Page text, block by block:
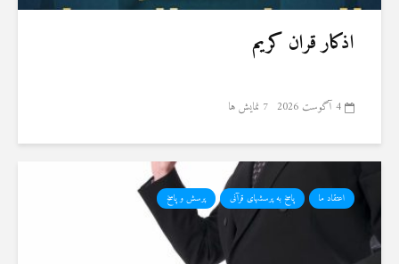
اذکار قران کریم
4 آگوست 2026 7 نمایش ها
اعتقاد ما پاسخ به پرسشهای قرآنی پرسش و پاسخ